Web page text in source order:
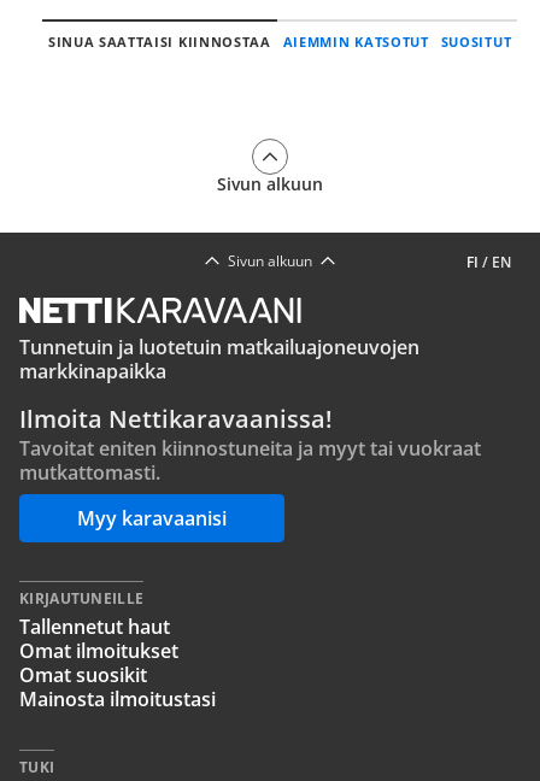
SINUA SAATTAISI KIINNOSTAA AIEMMIN KATSOTUT SUOSITUT
Sivun alkuun
FI / EN
Sivun alkuun
Tunnetuin ja luotetuin matkailuajoneuvojen
markkinapaikka
Ilmoita Nettikaravaanissa!
Tavoitat eniten kiinnostuneita ja myyt tai vuokraat
mutkattomasti.
Myy karavaanisi
KIRJAUTUNEILLE
Tallennetut haut
Omat ilmoitukset
Omat suosikit
Mainosta ilmoitustasi
TUKI